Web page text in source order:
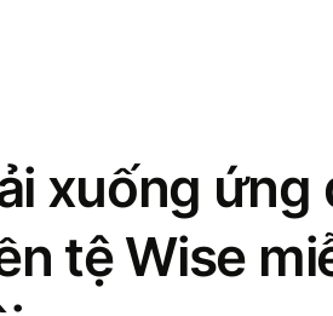
xuống ứng
tệ Wise